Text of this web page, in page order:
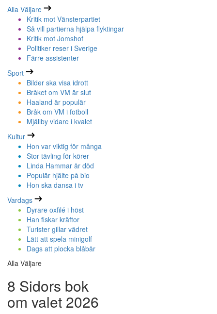
Alla Väljare
Kritik mot Vänsterpartiet
Så vill partierna hjälpa flyktingar
Kritik mot Jomshof
Politiker reser i Sverige
Färre assistenter
Sport
Bilder ska visa idrott
Bråket om VM är slut
Haaland är populär
Bråk om VM i fotboll
Mjällby vidare i kvalet
Kultur
Hon var viktig för många
Stor tävling för körer
Linda Hammar är död
Populär hjälte på bio
Hon ska dansa i tv
Vardags
Dyrare oxfilé i höst
Han fiskar kräftor
Turister gillar vädret
Lätt att spela minigolf
Dags att plocka blåbär
Alla Väljare
8 Sidors bok
om valet 2026